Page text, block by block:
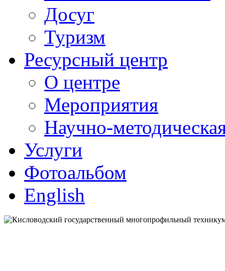
Досуг
Туризм
Ресурсный центр
О центре
Мероприятия
Научно-
Услуги
Фотоальбом
English